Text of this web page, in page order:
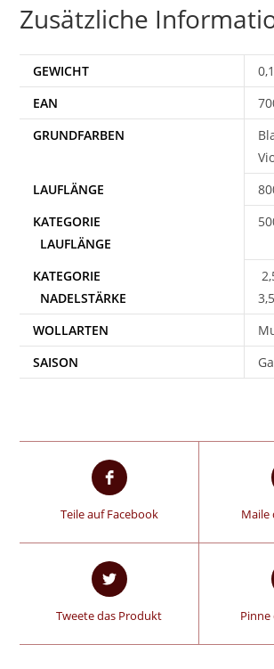
Zusätzliche
GEWICHT
EAN
WOLLARTEN
SAISON
Teile auf Facebook Maile
Tweete das Produkt